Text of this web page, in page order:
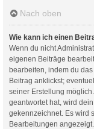
Nach oben
Wie kann ich einen
Wenn du nicht
eigenen Beiträge
bearbeiten, indem du
Beitrag anklickst;
seiner Erstellung
geantwortet hat, wird
gekennzeichnet. Es wird
Bearbeitungen